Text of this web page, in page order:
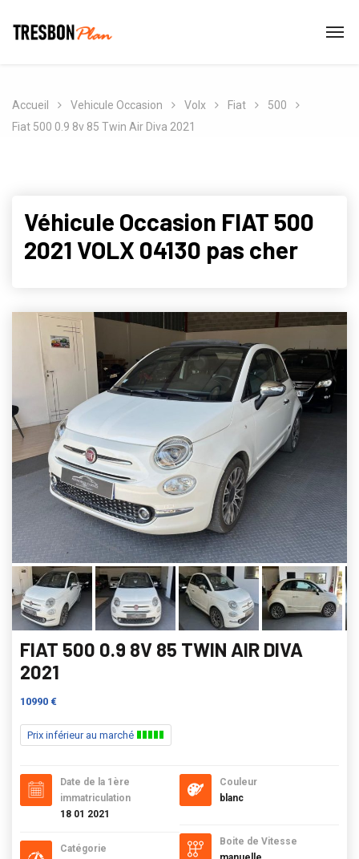
Accueil Vehicule Occasion Volx Fiat
500
Fiat 500 0.9 8v 85 Twin Air Diva 2021
Véhicule Occasion FIAT 500
2021 VOLX 04130 pas cher
FIAT 500 0.9 8V 85 TWIN AIR DIVA
2021
10990 €
Prix inférieur au marché
Date de la 1ère
immatriculation
18 01 2021
Catégorie
Couleur
blanc
Boite de Vitesse